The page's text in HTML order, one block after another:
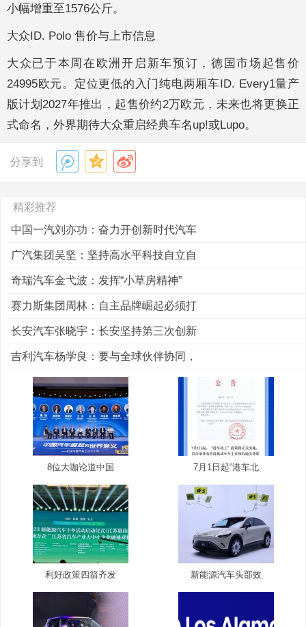
小幅增重至1576公斤。
大众ID. Polo 售价与上市信息
大众已于本周在欧洲开启新车预订，德国市场起售价
24995欧元。定位更低的入门纯电两厢车ID. Every1量产
版计划2027年推出，起售价约2万欧元，未来也将更换正
式命名，外界期待大众重启经典车名up!或Lupo。
分享到
精彩推荐
中国一汽刘亦功：奋力开创新时代汽车
广汽集团吴坚：坚持高水平科技自立自
奇瑞汽车金弋波：发挥“小草房精神”
赛力斯集团周林：自主品牌崛起必须打
长安汽车张晓宇：长安坚持第三次创新
吉利汽车杨学良：要与全球伙伴协同，
8位大咖论道中国 7月1日起“港车北
利好政策四箭齐发 新能源汽车头部效